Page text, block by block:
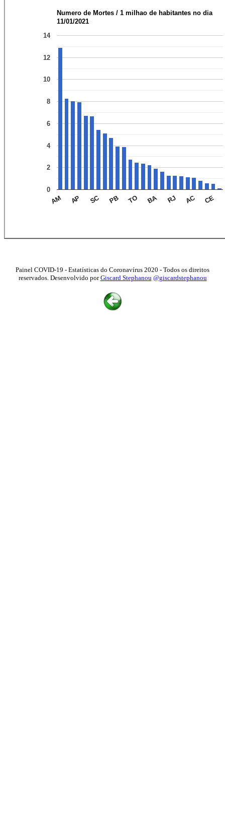
Numero de Mortes / 1 milhao de habitantes no dia
11/01/2021
AM AP SC PB TO BA RJ AC CE
0
2
4
6
8
10
12
14
Painel COVID-19 - Estatísticas do Coronavírus 2020 - Todos os direitos
reservados. Desenvolvido porGiscard Stephanou @giscardstephanou